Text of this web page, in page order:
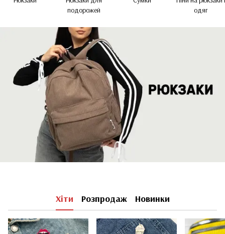
подорожей
одяг
Хіти Розпродаж Новинки